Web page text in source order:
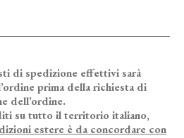
di spedizione effettivi sarà
prima della richiesta di
dell’ordine.
su tutto il territorio italiano,
estere è da concordare con